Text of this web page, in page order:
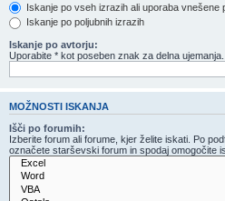
Iskanje po vseh izrazih ali uporaba vnešene
Iskanje po poljubnih izrazih
Iskanje po avtorju:
Uporabite * kot poseben znak za delna ujemanja.
MOŽNOSTI ISKANJA
Išči po forumih:
Izberite forum ali forume, kjer želite iskati. Po
označete starševski forum in spodaj omogočite